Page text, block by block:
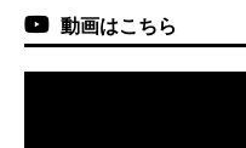
動画はこちら